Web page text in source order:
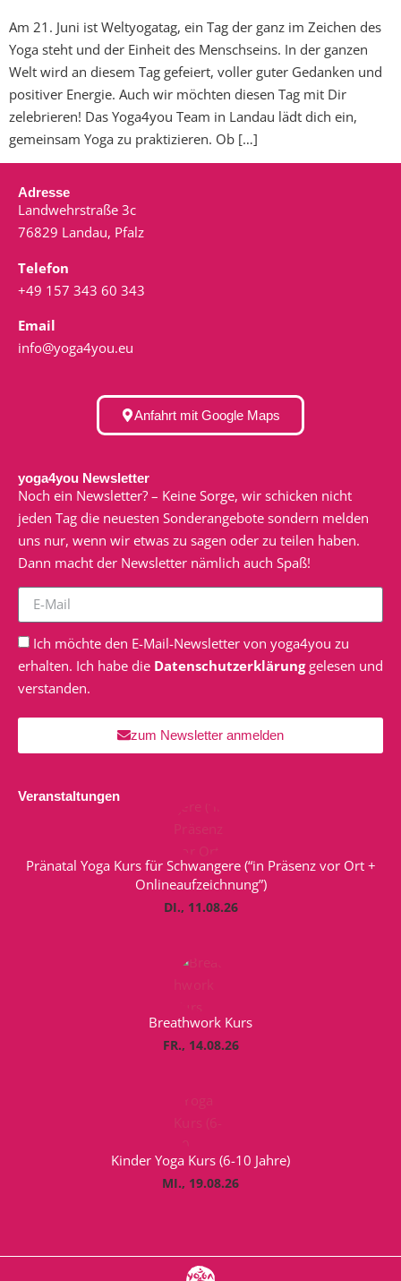
Am 21. Juni ist Weltyogatag, ein Tag der ganz im Zeichen des
Yoga steht und der Einheit des Menschseins. In der ganzen
Welt wird an diesem Tag gefeiert, voller guter Gedanken und
positiver Energie. Auch wir möchten diesen Tag mit Dir
zelebrieren! Das Yoga4you Team in Landau lädt dich ein,
gemeinsam Yoga zu praktizieren. Ob […]
Adresse
Landwehrstraße 3c
76829 Landau, Pfalz
Telefon
+49 157 343 60 343
Email
info@yoga4you.eu
Anfahrt mit Google Maps
yoga4you Newsletter
Noch ein Newsletter? – Keine Sorge, wir schicken nicht
jeden Tag die neuesten Sonderangebote sondern melden
uns nur, wenn wir etwas zu sagen oder zu teilen haben.
Dann macht der Newsletter nämlich auch Spaß!
Ich möchte den E-Mail-Newsletter von yoga4you zu
erhalten. Ich habe die Datenschutzerklärunggelesen und
verstanden.
zum Newsletter anmelden
Veranstaltungen
Pränatal Yoga Kurs für Schwangere (“in Präsenz vor Ort +
Onlineaufzeichnung”)
DI., 11.08.26
Breathwork Kurs
FR., 14.08.26
Kinder Yoga Kurs (6-10 Jahre)
MI., 19.08.26